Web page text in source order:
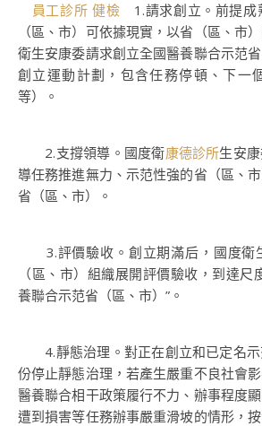
員工診所 健檢 1.請求創立。前提成
（區、市）可依據現實，以省（區、市
衛生安康委請求創立全國醫養聯合示范省
創立運動計劃，包含任務停頓、下一
等）。
2.支撐領導。國度衛康德診所生安
導任務推進無力、示范性強的省（區、
省（區、市）。
3.評價驗收。創立期滿后，國度衛
（區、市）組織展開評價驗收，到達尺
養聯合示范省（區、市）”。
4.靜態治理。對正在創立和已定名示
份停止靜態治理，若產生嚴重不良社會
醫養聯合相干政策履行不力、辦事程度
遭到損害等任務辦事嚴重滑坡的情形，